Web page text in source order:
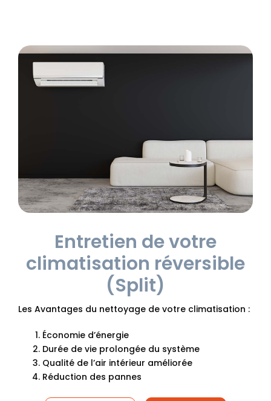
Entretien de votre
climatisation réversible
(Split)
Les Avantages du nettoyage de votre climatisation :
Économie d’énergie
Durée de vie prolongée du système
Qualité de l’air intérieur améliorée
Réduction des pannes